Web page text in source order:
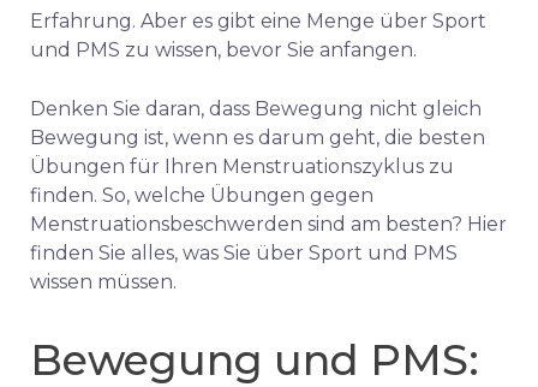
Erfahrung. Aber es gibt eine Menge über Sport
und PMS zu wissen, bevor Sie anfangen.
Denken Sie daran, dass Bewegung nicht gleich
Bewegung ist, wenn es darum geht, die besten
Übungen für Ihren Menstruationszyklus zu
finden. So, welche Übungen gegen
Menstruationsbeschwerden sind am besten? Hier
finden Sie alles, was Sie über Sport und PMS
wissen müssen.
Bewegung und PMS: